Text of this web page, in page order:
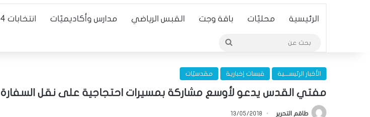
الرئيسية محليّات باقة وجت القبس الرياضي مدارس وأكاديميّات انتخابات 2024
الأخبار الرئيســـية قبسات إخبارية مقدسيّات
مفتي القدس يدعو لأوسع مشاركة بمسيرات احتجاجية على نقل السفارة
طاقم التحرير 13/05/2018